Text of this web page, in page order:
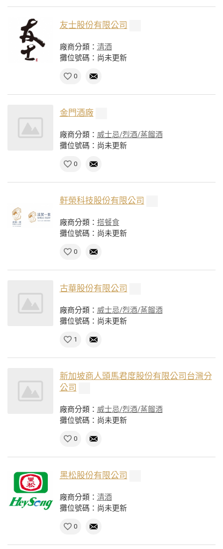
友士股份有限公司
廠商分類： 清酒
攤位號碼：尚未更新
0
金門酒廠
廠商分類： 威士忌/烈酒/蒸餾酒
攤位號碼：尚未更新
0
軒榮科技股份有限公司
廠商分類： 搭餐食
攤位號碼：尚未更新
0
古華股份有限公司
廠商分類： 威士忌/烈酒/蒸餾酒
攤位號碼：尚未更新
1
新加坡商人頭馬君度股份有限公司台灣分
公司
廠商分類： 威士忌/烈酒/蒸餾酒
攤位號碼：尚未更新
0
黑松股份有限公司
廠商分類： 清酒
攤位號碼：尚未更新
0